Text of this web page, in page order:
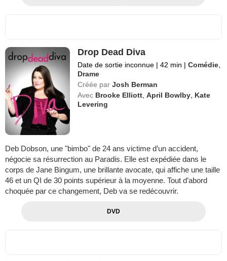
Drop Dead Diva
Date de sortie inconnue | 42 min | Comédie
Drame
Créée par Josh Berman
Avec Brooke Elliott ,April Bowlby Kate
Levering
Deb Dobson, une "bimbo" de 24 ans victime d’un accident,
négocie sa résurrection au Paradis. Elle est expédiée dans le
corps de Jane Bingum, une brillante avocate, qui affiche une taille
46 et un QI de 30 points supérieur à la moyenne. Tout d’abord
choquée par ce changement, Deb va se redécouvrir.
DVD